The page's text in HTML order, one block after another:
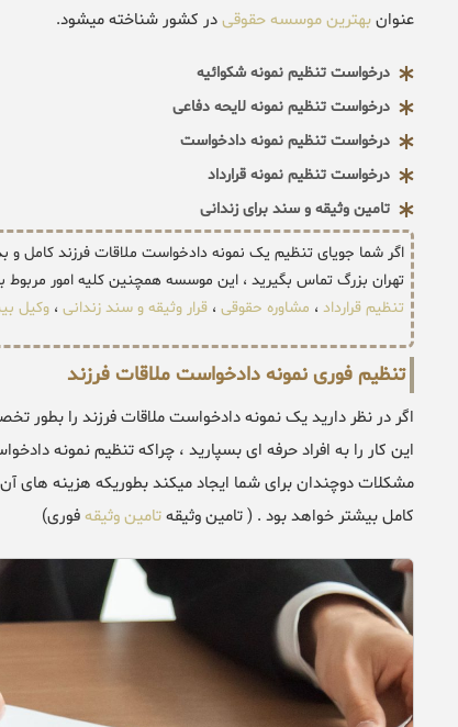
عنوانبهترین موسسه حقوقیدر کشور شناخته میشود.
درخواست تنظیم نمونه شکوائیه
درخواست تنظیم نمونه لایحه دفاعی
درخواست تنظیم نمونه دادخواست
درخواست تنظیم نمونه قرارداد
تامین وثیقه و سند برای زندانی
اگر شما جویای تنظیم یک نمونه دادخواست ملاقات فرزند
تهران بزرگ تماس بگیرید ، این موسسه همچنین کلیه امور مربوط
تنظیم قرارداد ، مشاوره حقوقی ، قرار وثیقه و سند زندانی ، وکیل
تنظیم فوری نمونه دادخواست ملاقات فرزند
اگر در نظر دارید یک نمونه دادخواست ملاقات فرزند را بطور
این کار را به افراد حرفه ای بسپارید ، چراکه تنظیم نمونه
مشکلات دوچندان برای شما ایجاد میکند بطوریکه هزینه های
کامل بیشتر خواهد بود . ( تامین وثیقهتامین وثیقهفوری)